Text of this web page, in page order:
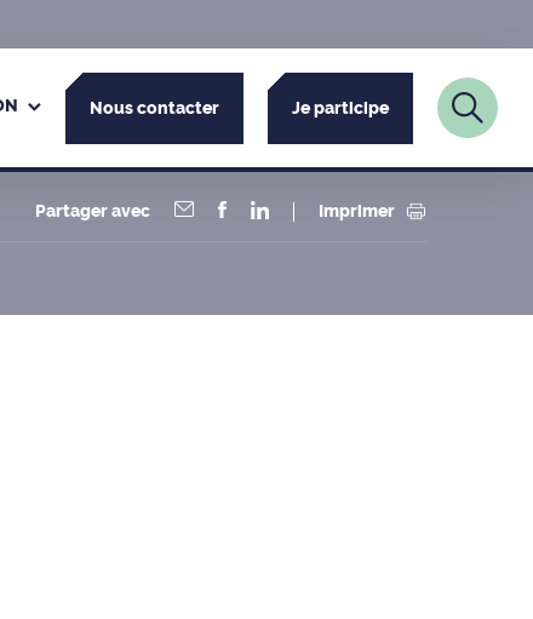
Nous contacter Je participe
Partager avec Imprimer